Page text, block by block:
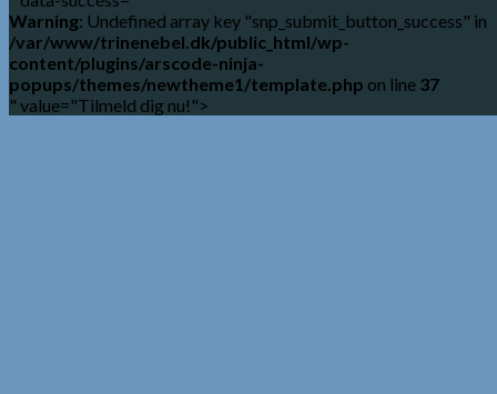
Warning: Undefined array key "snp_submit_button_success" in
/var/www/trinenebel.dk/public_html/wp-
content/plugins/arscode-ninja-
popups/themes/newtheme1/template.php on line 37
" value="Tilmeld dig nu!">